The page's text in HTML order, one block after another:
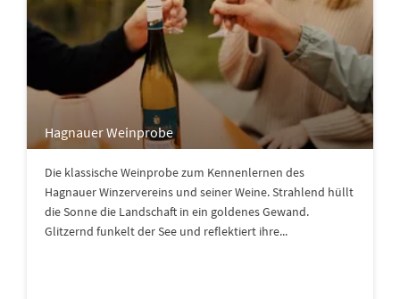
Hagnauer Weinprobe
Die klassische Weinprobe zum Kennenlernen des
Hagnauer Winzervereins und seiner Weine. Strahlend hüllt
die Sonne die Landschaft in ein goldenes Gewand.
Glitzernd funkelt der See und reflektiert ihre...